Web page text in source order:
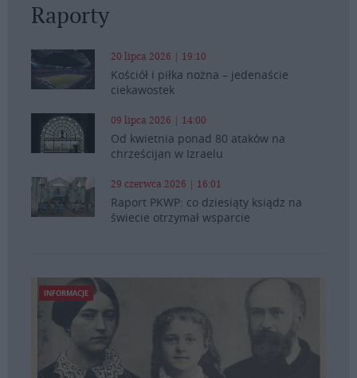
Raporty
20 lipca 2026 | 19:10
Kościół i piłka nożna – jedenaście
ciekawostek
09 lipca 2026 | 14:00
Od kwietnia ponad 80 ataków na
chrześcijan w Izraelu
29 czerwca 2026 | 16:01
Raport PKWP: co dziesiąty ksiądz na
świecie otrzymał wsparcie
INFORMACJE